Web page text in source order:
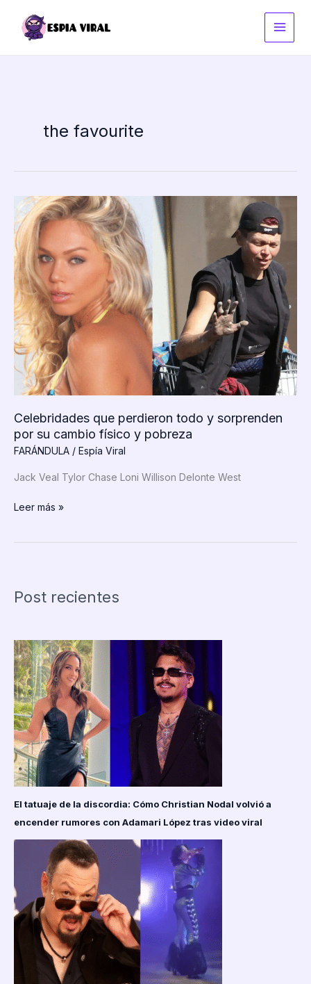
contenido
the favourite
Celebridades que perdieron todo y sorprenden
por su cambio físico y pobreza
FARÁNDULA / Espía Viral
Jack Veal Tylor Chase Loni Willison Delonte West
Celebridades
por
físico
y
pobreza
Leer más »
Post recientes
El tatuaje de la discordia: Cómo Christian Nodal volvió a
encender rumores con Adamari López tras video viral